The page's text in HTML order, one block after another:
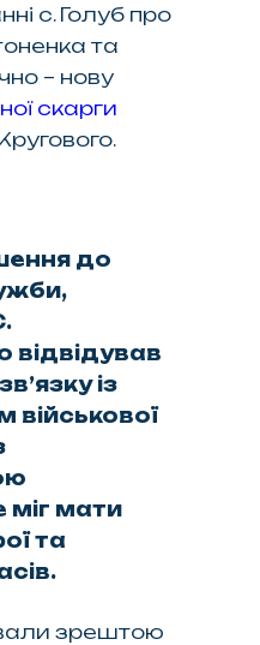
с. Голуб про
та
– нову
скарги
до
відвідував
із
військової
міг мати
та
зрештою